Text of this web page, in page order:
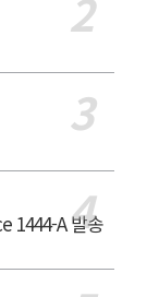
1444-A 발송